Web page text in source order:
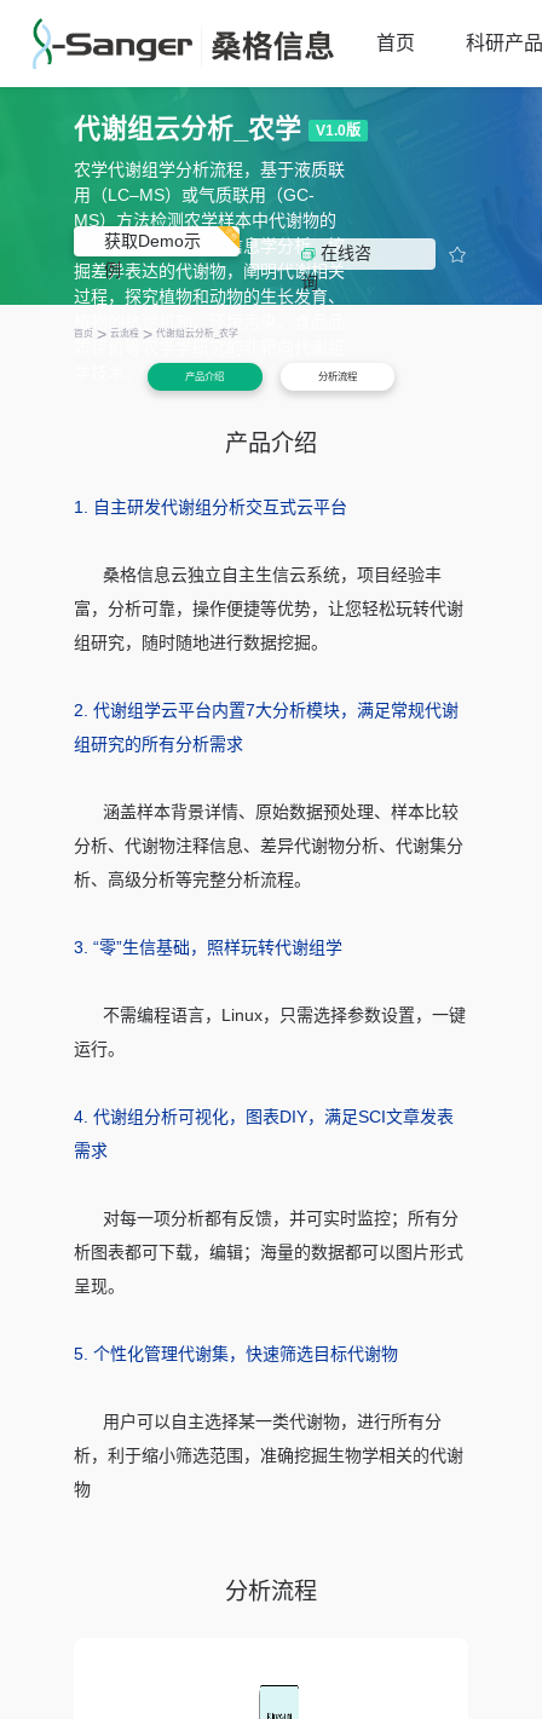
首页 科研产品
代谢组云分析_农学 V1.0版
农学代谢组学分析流程，基于液质联
用（LC–MS）或气质联用（GC-
MS）方法检测农学样本中代谢物的
动态变化。通过生物信息学分析，挖
掘差异表达的代谢物，阐明代谢相关
过程，探究植物和动物的生长发育、
获取Demo示
例
在线咨
询

首页 > 云流程 > 代谢组云分析_农学
产品介绍 分析流程
产品介绍
1. 自主研发代谢组分析交互式云平台
桑格信息云独立自主生信云系统，项目经验丰
富，分析可靠，操作便捷等优势，让您轻松玩转代谢
组研究，随时随地进行数据挖掘。
2. 代谢组学云平台内置7大分析模块，满足常规代谢
组研究的所有分析需求
涵盖样本背景详情、原始数据预处理、样本比较
分析、代谢物注释信息、差异代谢物分析、代谢集分
析、高级分析等完整分析流程。
3. “零”生信基础，照样玩转代谢组学
不需编程语言，Linux，只需选择参数设置，一键
运行。
4. 代谢组分析可视化，图表DIY，满足SCI文章发表
需求
对每一项分析都有反馈，并可实时监控；所有分
析图表都可下载，编辑；海量的数据都可以图片形式
呈现。
5. 个性化管理代谢集，快速筛选目标代谢物
用户可以自主选择某一类代谢物，进行所有分
析，利于缩小筛选范围，准确挖掘生物学相关的代谢
物
分析流程